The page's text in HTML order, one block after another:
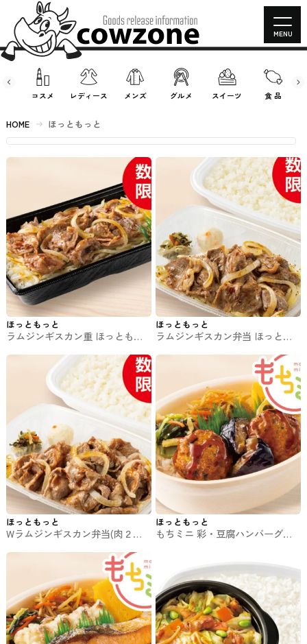
コスメ レディース メンズ グルメ スイーツ 食 品
MENU
HOME ほっともっと
ほっともっと
ラムジンギスカン重 ほっともっ
ほっともっと
ラムジンギスカン弁当 ほっとも
ほっともっと
Wラムジンギスカン弁当(肉２倍)
ほっともっと
もちミニ 彩・豆腐ハンバーグ弁